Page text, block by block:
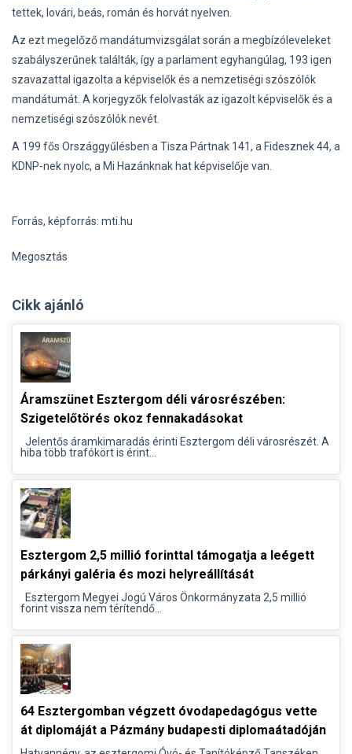
tettek, lovári, beás, román és horvát nyelven.
Az ezt megelőző mandátumvizsgálat során a megbízóleveleket
szabályszerűnek találták, így a parlament egyhangúlag, 193 igen
szavazattal igazolta a képviselők és a nemzetiségi szószólók
mandátumát. A korjegyzők felolvasták az igazolt képviselők és a
nemzetiségi szószólók nevét.
A 199 fős Országgyűlésben a Tisza Pártnak 141, a Fidesznek 44, a
KDNP-nek nyolc, a Mi Hazánknak hat képviselője van.
Forrás, képforrás: mti.hu
Megosztás
Cikk ajánló
Áramszünet Esztergom déli városrészében:
Szigetelőtörés okoz fennakadásokat
Jelentős áramkimaradás érinti Esztergom déli városrészét. A
hiba több trafókört is érint...
Esztergom 2,5 millió forinttal támogatja a leégett
párkányi galéria és mozi helyreállítását
Esztergom Megyei Jogú Város Önkormányzata 2,5 millió
forint vissza nem térítendő...
64 Esztergomban végzett óvodapedagógus vette
át diplomáját a Pázmány budapesti diplomaátadóján